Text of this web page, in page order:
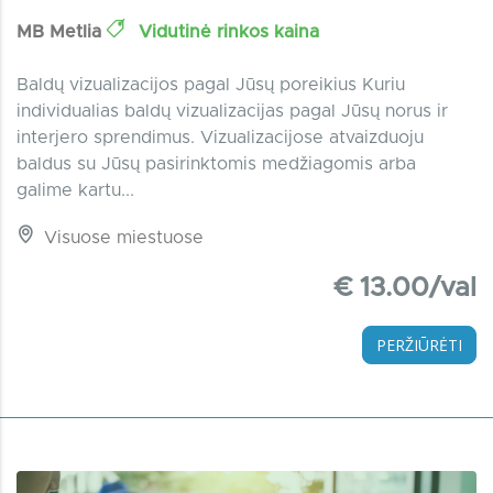
MB Metlia Vidutinė rinkos kaina
Baldų vizualizacijos pagal Jūsų poreikius Kuriu
individualias baldų vizualizacijas pagal Jūsų norus ir
interjero sprendimus. Vizualizacijose atvaizduoju
baldus su Jūsų pasirinktomis medžiagomis arba
galime kartu...
Visuose miestuose
€ 13.00/val
PERŽIŪRĖTI